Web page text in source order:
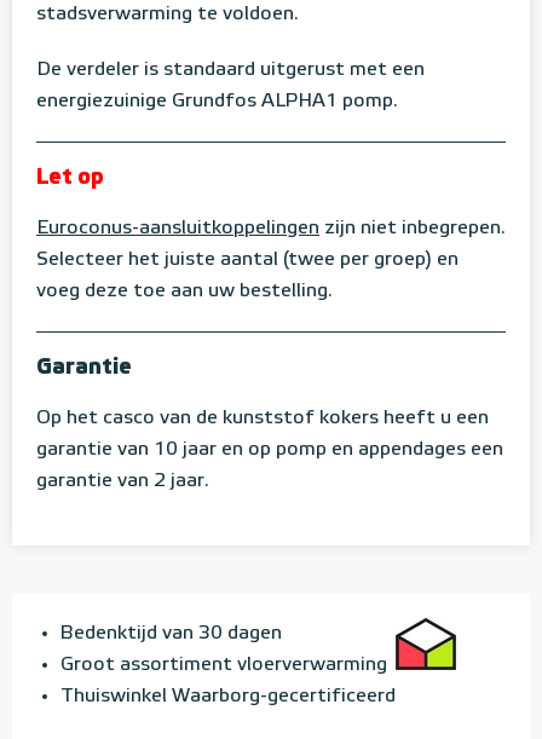
stadsverwarming te voldoen.
De verdeler is standaard uitgerust met een
energiezuinige Grundfos ALPHA1 pomp.
Let op
Euroconus-aansluitkoppelingen zijn niet inbegrepen.
Selecteer het juiste aantal (twee per groep) en
voeg deze toe aan uw bestelling.
Garantie
Op het casco van de kunststof kokers heeft u een
garantie van 10 jaar en op pomp en appendages een
garantie van 2 jaar.
Bedenktijd van 30 dagen
Groot assortiment vloerverwarming
Thuiswinkel Waarborg-gecertificeerd